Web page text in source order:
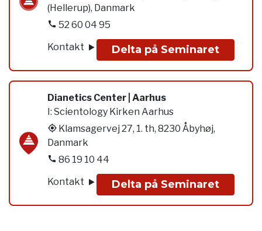
(Hellerup), Danmark
52 60 04 95
Kontakt
Delta på Seminaret
Dianetics Center | Aarhus
I: Scientology Kirken Aarhus
Klamsagervej 27, 1. th, 8230 Åbyhøj,
Danmark
86 19 10 44
Kontakt
Delta på Seminaret